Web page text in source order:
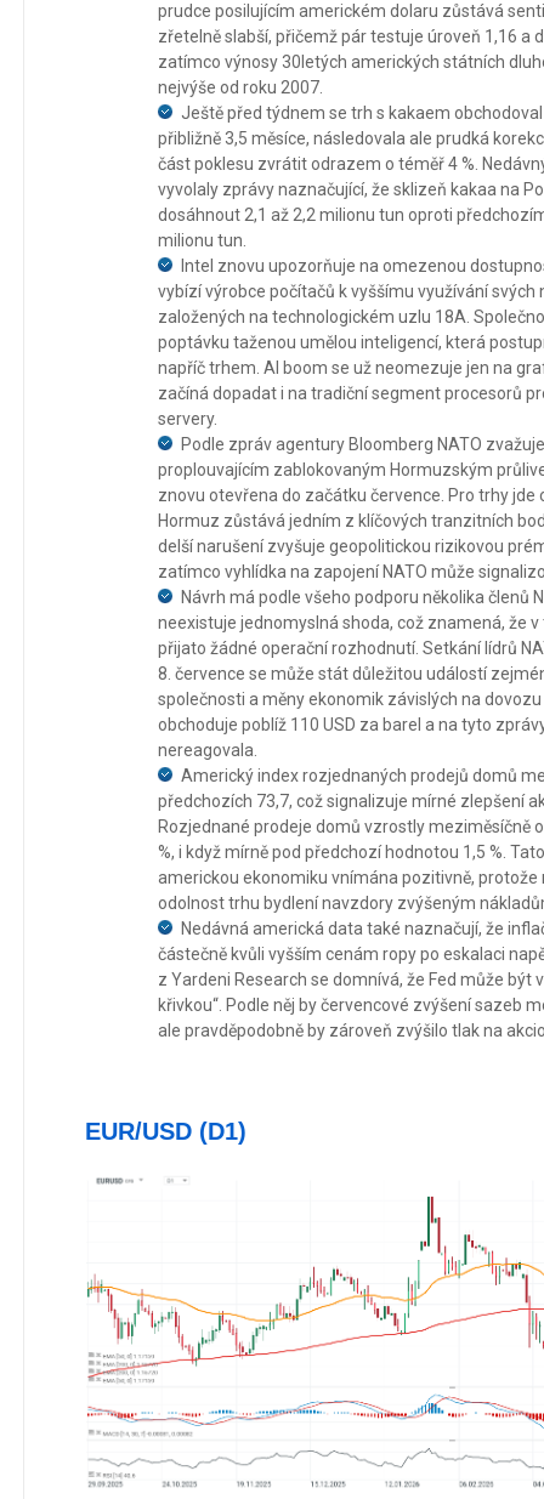
prudce posilujícím americkém dolaru zůstává
zřetelně slabší, přičemž pár testuje úroveň 1,16 a
zatímco výnosy 30letých amerických státních
nejvýše od roku 2007.
Ještě před týdnem se trh s kakaem
přibližně 3,5 měsíce, následovala ale prudká
část poklesu zvrátit odrazem o téměř 4 %.
vyvolaly zprávy naznačující, že sklizeň kakaa na
dosáhnout 2,1 až 2,2 milionu tun oproti
milionu tun.
Intel znovu upozorňuje na omezenou
vybízí výrobce počítačů k vyššímu využívání svých
založených na technologickém uzlu 18A.
poptávku taženou umělou inteligencí, která
napříč trhem. AI boom se už neomezuje jen na
začíná dopadat i na tradiční segment procesorů
servery.
Podle zpráv agentury Bloomberg NATO
proplouvajícím zablokovaným Hormuzským
znovu otevřena do začátku července. Pro trhy jde
Hormuz zůstává jedním z klíčových tranzitních
delší narušení zvyšuje geopolitickou rizikovou
zatímco vyhlídka na zapojení NATO může
Návrh má podle všeho podporu několika členů
neexistuje jednomyslná shoda, což znamená, že
přijato žádné operační rozhodnutí. Setkání lídrů
8. července se může stát důležitou událostí
společnosti a měny ekonomik závislých na
obchoduje poblíž 110 USD za barel a na tyto
nereagovala.
Americký index rozjednaných prodejů domů
předchozích 73,7, což signalizuje mírné zlepšení
Rozjednané prodeje domů vzrostly meziměsíčně
%, i když mírně pod předchozí hodnotou 1,5 %.
americkou ekonomiku vnímána pozitivně, protože
odolnost trhu bydlení navzdory zvýšeným
Nedávná americká data také naznačují, že
částečně kvůli vyšším cenám ropy po eskalaci
z Yardeni Research se domnívá, že Fed může být
křivkou“. Podle něj by červencové zvýšení sazeb
ale pravděpodobně by zároveň zvýšilo tlak na
EUR/USD (D1)